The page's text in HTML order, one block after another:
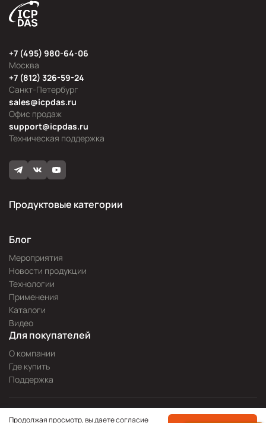
Москва
+7 (495) 980-64-06
Офис продаж
sales@icpdas.ru
Санкт-Петербург
+7 (812) 326-59-24
Техническая поддержка
support@icpdas.ru
Продуктовые категории
Блог
Мероприятия
Новости продукции
Технологии
Применения
Каталоги
Видео
Для покупателей
О компании
Где купить
Поддержка
Pitch
Продолжая просмотр, вы даете согласие